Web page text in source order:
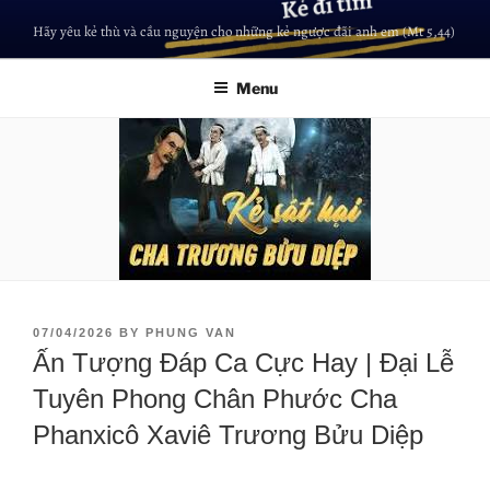
Hãy yêu kẻ thù và cầu nguyện cho những kẻ ngược đãi anh em (Mt 5,44)
Menu
07/04/2026 BY PHUNG VAN
Ấn Tượng Đáp Ca Cực Hay | Đại Lễ
Tuyên Phong Chân Phước Cha
Phanxicô Xaviê Trương Bửu Diệp